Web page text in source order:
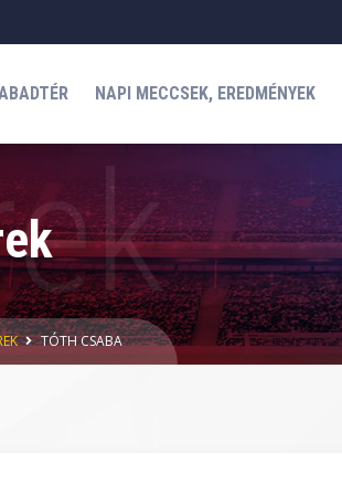
NAPI MECCSEK, EREDMÉNYEK
TÓTH CSABA